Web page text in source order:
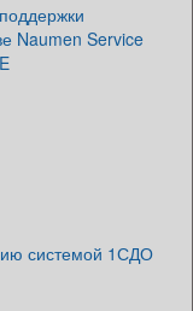
Naumen Service
системой 1СДО